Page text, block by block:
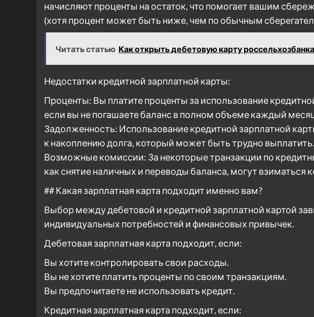
начисляют проценты на остаток, что помогает вашим
(хотя процент может быть ниже, чем по обычным
Читать статью Как открыть дебетовую карту россельхозбанка
Недостатки кредитной зарплатной карты:
Проценты: Вы платите проценты за использование
если вы не погашаете баланс в полном объеме каждый
Задолженность: Использование кредитной зарплатной
к накоплению долга, который может быть трудно выплатить.
Возможные комиссии: За некоторые транзакции по
как снятие наличных и переводы баланса, могут взиматься
## Какая зарплатная карта подходит именно вам?
Выбор между дебетовой и кредитной зарплатной картой
индивидуальных потребностей и финансовых привычек.
Дебетовая зарплатная карта подходит, если:
Вы хотите контролировать свои расходы.
Вы не хотите платить проценты по своим транзакциям.
Вы предпочитаете не использовать кредит.
Кредитная зарплатная карта подходит, если: